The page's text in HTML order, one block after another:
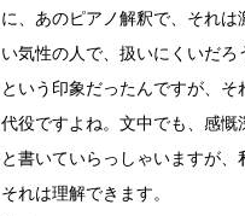
に、あのピアノ解釈で、それは
い気性の人で、扱いにくいだろ
という印象だったんですが、そ
代役ですよね。文中でも、感慨
と書いていらっしゃいますが、
それは理解できます。